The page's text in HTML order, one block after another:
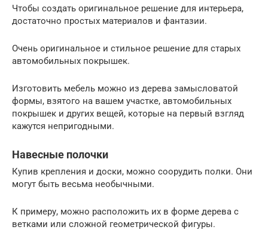
Чтобы создать оригинальное решение для интерьера,
достаточно простых материалов и фантазии.
Очень оригинальное и стильное решение для старых
автомобильных покрышек.
Изготовить мебель можно из дерева замысловатой
формы, взятого на вашем участке, автомобильных
покрышек и других вещей, которые на первый взгляд
кажутся непригодными.
Навесные полочки
Купив крепления и доски, можно соорудить полки. Они
могут быть весьма необычными.
К примеру, можно расположить их в форме дерева с
ветками или сложной геометрической фигуры.